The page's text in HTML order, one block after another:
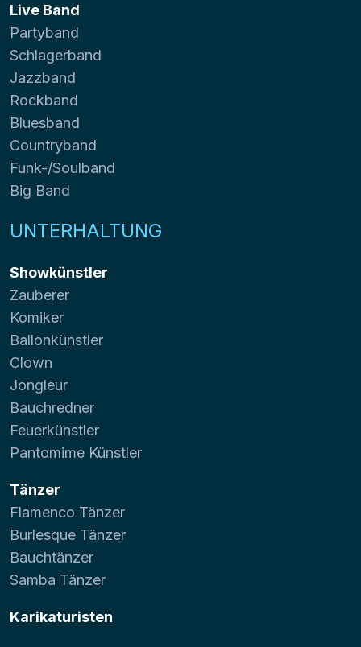
Live Band
Partyband
Schlagerband
Jazzband
Rockband
Bluesband
Countryband
Funk-/Soulband
Big Band
UNTERHALTUNG
Showkünstler
Zauberer
Komiker
Ballonkünstler
Clown
Jongleur
Bauchredner
Feuerkünstler
Pantomime Künstler
Tänzer
Flamenco Tänzer
Burlesque Tänzer
Bauchtänzer
Samba Tänzer
Karikaturisten